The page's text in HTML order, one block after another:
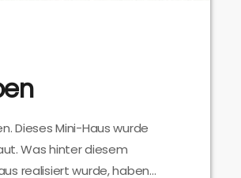
Dieses Mini-Haus wurde
Was hinter diesem
realisiert wurde, haben